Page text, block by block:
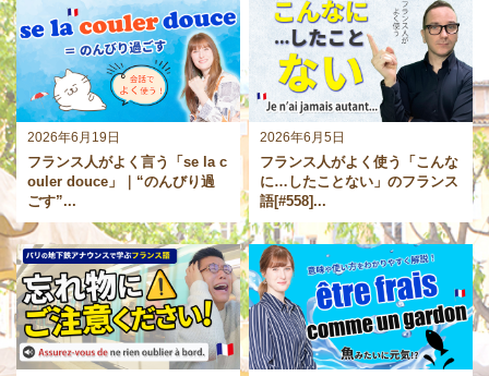
2026年6月19日
フランス人がよく言う「se la c
ouler douce」｜“のんびり過
ごす”...
2026年6月5日
フランス人がよく使う「こんな
に…したことない」のフランス
語[#558]...